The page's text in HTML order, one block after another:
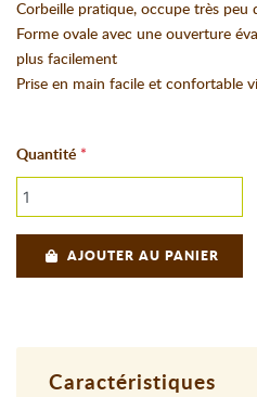
Corbeille pratique, occupe très peu
Forme ovale avec une ouverture
plus facilement
Prise en main facile et confortable
Quantité
AJOUTER AU PANIER
Caractéristiques